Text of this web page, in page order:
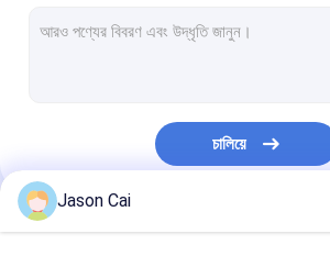
ইন্টারেক্টিভ মাল্টি টাচ টেবিল
বাস ডিজিটাল সংকেত
চালিয়ে
আমাদের বিভাগসমূহ
Jason Cai